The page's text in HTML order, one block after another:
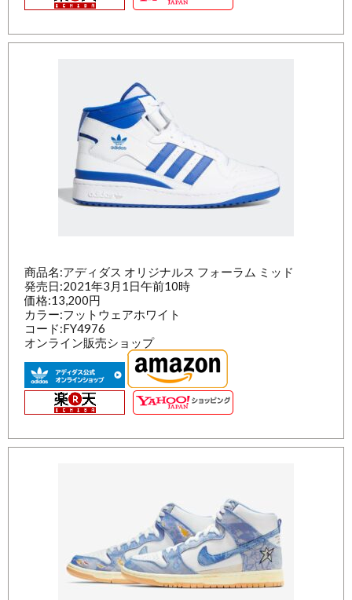
商品名:アディダス オリジナルス フォーラム ミッド
発売日:2021年3月1日午前10時
価格:13,200円
カラー:フットウェアホワイト
コード:FY4976
オンライン販売ショップ